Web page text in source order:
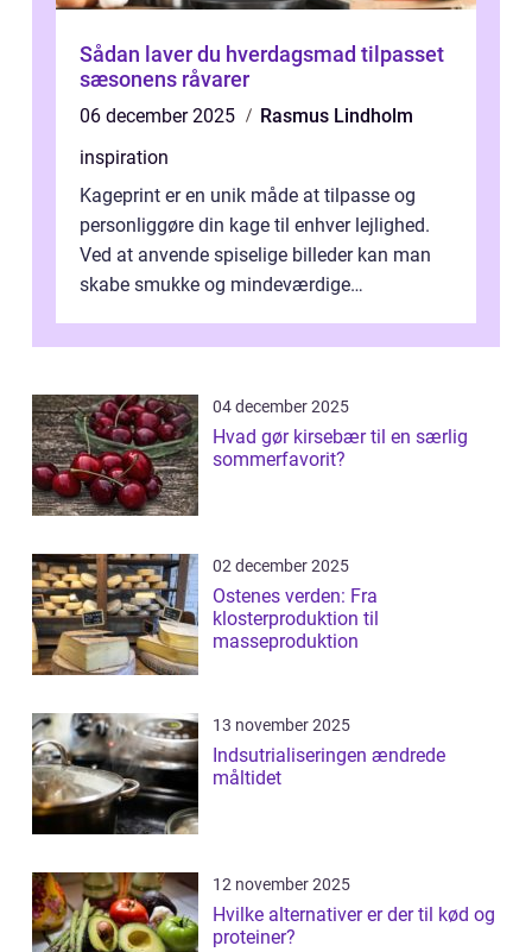
Sådan laver du hverdagsmad tilpasset
sæsonens råvarer
06 december 2025
Rasmus Lindholm
inspiration
Kageprint er en unik måde at tilpasse og
personliggøre din kage til enhver lejlighed.
Ved at anvende spiselige billeder kan man
skabe smukke og mindeværdige
04 december 2025
Hvad gør kirsebær til en særlig
sommerfavorit?
02 december 2025
Ostenes verden: Fra
klosterproduktion til
masseproduktion
13 november 2025
Indsutrialiseringen ændrede
måltidet
12 november 2025
Hvilke alternativer er der til kød og
proteiner?